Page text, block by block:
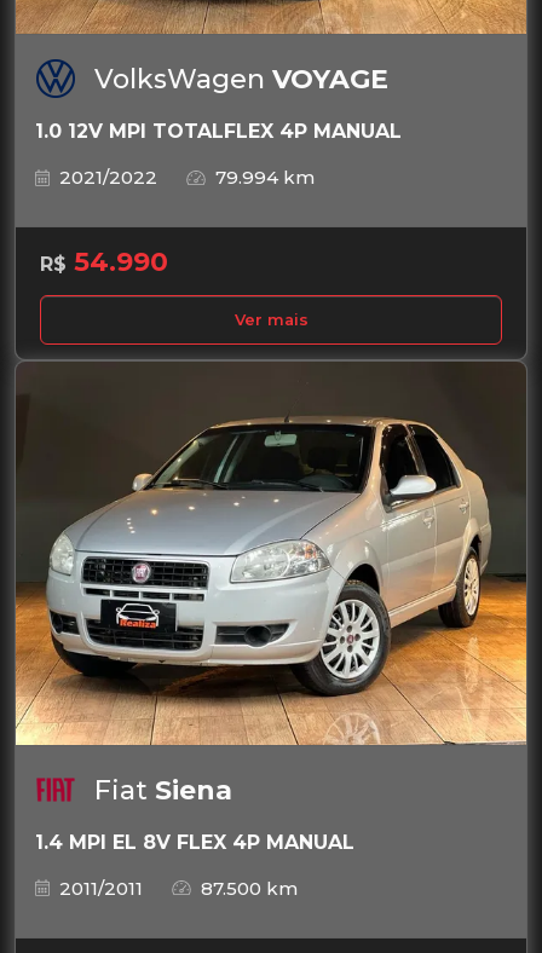
VolksWagen VOYAGE
1.0 12V MPI TOTALFLEX 4P MANUAL
2021/2022
79.994 km
R$ 54.990
Ver mais
Fiat Siena
1.4 MPI EL 8V FLEX 4P MANUAL
2011/2011
87.500 km